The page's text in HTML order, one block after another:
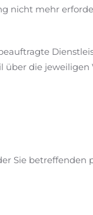
nicht mehr
die
Sie betreffenden